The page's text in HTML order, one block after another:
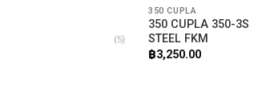
(5)
350 CUPLA
350 CUPLA 350-3S
STEEL FKM
฿3,250.00